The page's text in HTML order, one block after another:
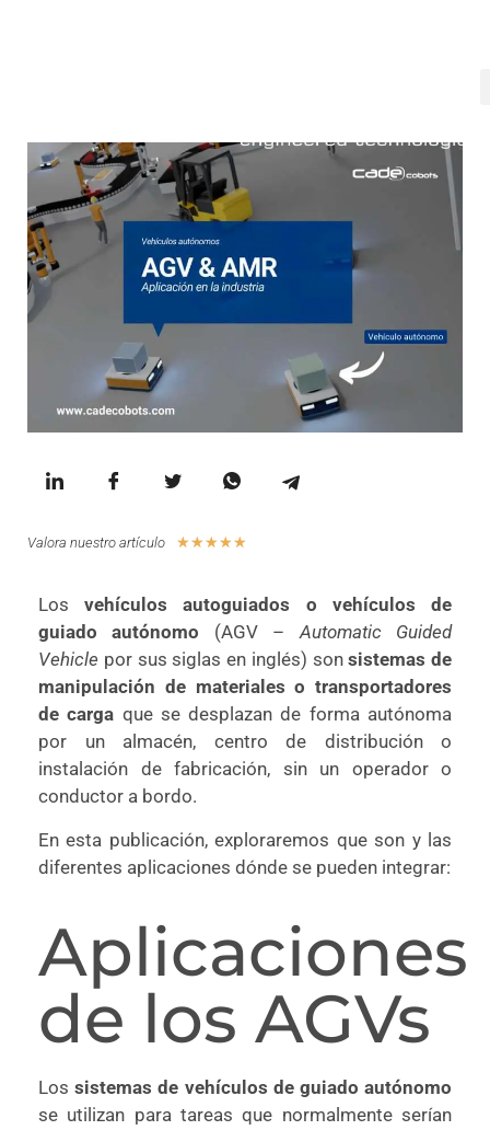
Valora nuestro artículo ☆☆☆☆☆
Losvehículos autoguiados o vehículos de
guiado autónomo (AGV –Automatic Guided
Vehicle por sus siglas en inglés) sonsistemas de
manipulación de materiales o transportadores
de carga que se desplazan de forma autónoma
por un almacén, centro de distribución o
instalación de fabricación, sin un operador o
conductor a bordo.
En esta publicación, exploraremos que son y las
diferentes aplicaciones dónde se pueden integrar:
Aplicaciones
de los AGVs
Lossistemas de vehículos de guiado autónomo
se utilizan para tareas que normalmente serían